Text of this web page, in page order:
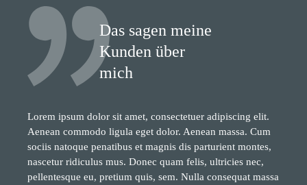
Das sagen meine
Kunden über
mich
Lorem ipsum dolor sit amet, consectetuer adipiscing elit.
Aenean commodo ligula eget dolor. Aenean massa. Cum
sociis natoque penatibus et magnis dis parturient montes,
nascetur ridiculus mus. Donec quam felis, ultricies nec,
pellentesque eu, pretium quis, sem. Nulla consequat massa